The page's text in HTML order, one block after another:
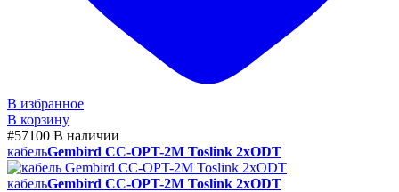
В избранное
В корзину
#57100 В наличии
кабельGembird CC-OPT-2M Toslink 2xODT
кабельGembird CC-OPT-2M Toslink 2xODT